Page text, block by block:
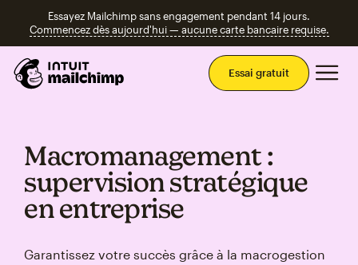
Essayez Mailchimp sans engagement pendant 14 jours.
Commencez dès aujourd'hui — aucune carte bancaire requise.
Essai gratuit
Macromanagement :
supervision stratégique
en entreprise
Garantissez votre succès grâce à la macrogestion